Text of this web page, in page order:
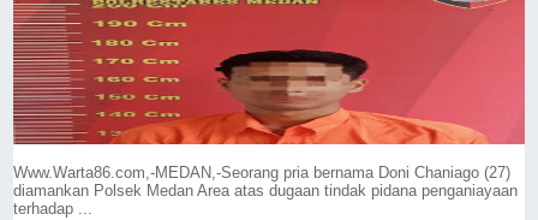
Www.Warta86.com,-MEDAN,-Seorang pria bernama Doni Chaniago (27)
diamankan Polsek Medan Area atas dugaan tindak pidana penganiayaan
terhadap ...